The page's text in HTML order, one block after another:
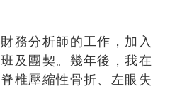
務分析師的工作，加入
及團契。幾年後，我在
椎壓縮性骨折、左眼失